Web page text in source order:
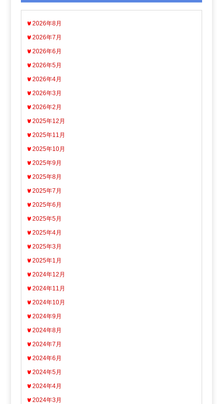
2026年8月
2026年7月
2026年6月
2026年5月
2026年4月
2026年3月
2026年2月
2025年12月
2025年11月
2025年10月
2025年9月
2025年8月
2025年7月
2025年6月
2025年5月
2025年4月
2025年3月
2025年1月
2024年12月
2024年11月
2024年10月
2024年9月
2024年8月
2024年7月
2024年6月
2024年5月
2024年4月
2024年3月